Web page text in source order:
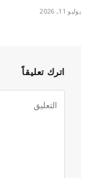
يوليو 11, 2026
اترك تعليقاً